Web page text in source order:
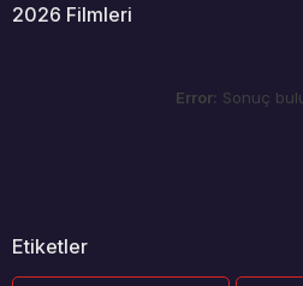
2026 Filmleri
Error: Sonuç
Etiketler